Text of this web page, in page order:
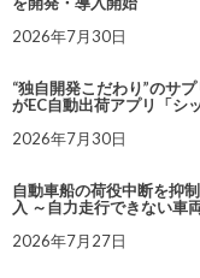
2026年7月30日
“独自開発こだわり”のサ
がEC自動出荷アプリ「シ
2026年7月30日
自動車船の荷役中断を抑
入 ～自力走行できない車
2026年7月27日